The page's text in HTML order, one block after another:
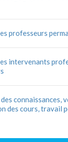
professeurs
intervenants
connaissances,
des cours, travail